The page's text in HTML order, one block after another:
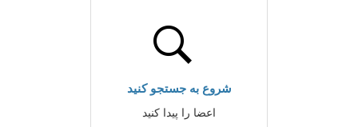
شروع به جستجو کنید
اعضا را پیدا کنید